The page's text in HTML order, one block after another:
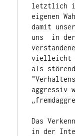
letztlich
eigenen
damit
uns  in
vielleicht
als störend
aggressiv
Das
in der